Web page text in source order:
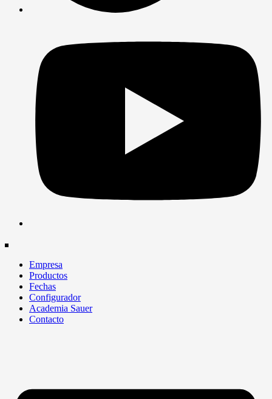
Empresa
Productos
Fechas
Configurador
Academia Sauer
Contacto